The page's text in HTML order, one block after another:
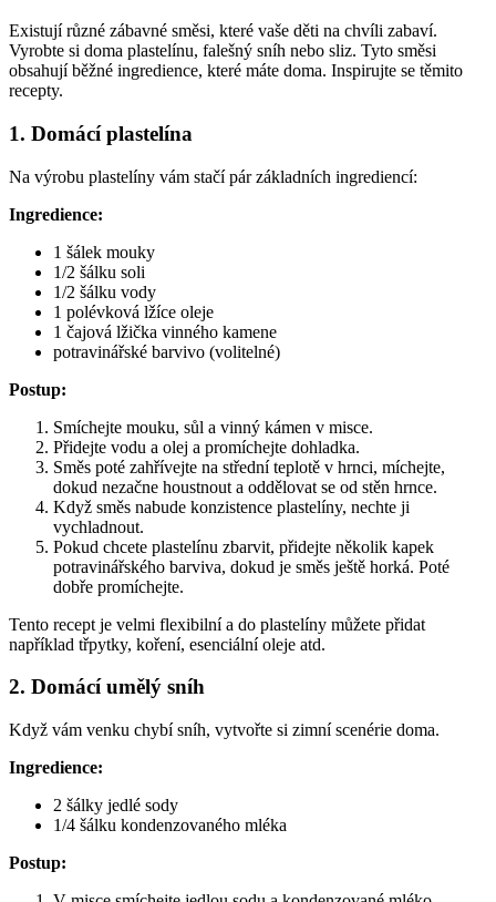
Existují různé zábavné směsi, které vaše děti na chvíli zabaví.
Vyrobte si doma plastelínu, falešný sníh nebo sliz. Tyto směsi
obsahují běžné ingredience, které máte doma. Inspirujte se těmito
recepty.
1. Domácí plastelína
Na výrobu plastelíny vám stačí pár základních ingrediencí:
Ingredience:
1 šálek mouky
1/2 šálku soli
1/2 šálku vody
1 polévková lžíce oleje
1 čajová lžička vinného kamene
potravinářské barvivo (volitelné)
Postup:
Smíchejte mouku, sůl a vinný kámen v misce.
Přidejte vodu a olej a promíchejte dohladka.
Směs poté zahřívejte na střední teplotě v hrnci, míchejte,
dokud nezačne houstnout a oddělovat se od stěn hrnce.
Když směs nabude konzistence plastelíny, nechte ji
vychladnout.
Pokud chcete plastelínu zbarvit, přidejte několik kapek
potravinářského barviva, dokud je směs ještě horká. Poté
dobře promíchejte.
Tento recept je velmi flexibilní a do plastelíny můžete přidat
například třpytky, koření, esenciální oleje atd.
2. Domácí umělý sníh
Když vám venku chybí sníh, vytvořte si zimní scenérie doma.
Ingredience:
2 šálky jedlé sody
1/4 šálku kondenzovaného mléka
Postup: